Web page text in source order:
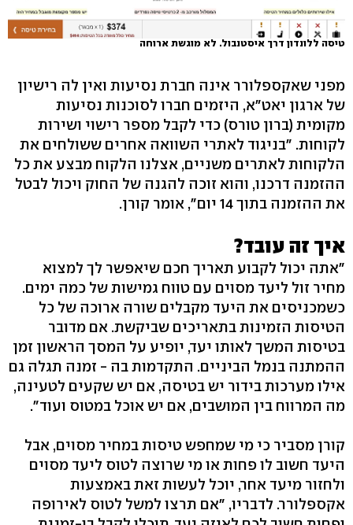
טיסה ללונדון דרך איסטנבול. לא מוגשת ארוחה
מפני שאקספלורר אינה חברת נסיעות ואין לה רישיון
של ארגון יאט"א, היזמים חברו לסוכנות נסיעות
מקומית (ברון טורס) כדי לקבל מספר רישוי ושירות
לקוחות. "בניגוד לאתרי השוואה אחרים ששולחים את
הלקוחות לאתרים משניים, אצלנו הלקוח מבצע את כל
ההזמנה דרכנו, והוא זוכה להגנה של החוק ויכול לבטל
את ההזמנה בתוך 14 יום‭,"‬ אומר קורן.
איך זה עובד?
"אתה יכול לקבוע תאריך חכם שיאפשר לך למצוא
מחיר זול ליעד מסוים עם טווח גמישות של כמה ימים.
כשמכניסים את היעד מקבלים שורה ארוכה של כל
הטיסות הזמינות בתאריכים שביקשת. אם מדובר
בטיסות המשך לאותו יעד, יופיע על המסך הראשון זמן
ההמתנה בנמל הביניים. התקדמות בה - זמנה תגלה גם
אילו מערכות בידור יש בטיסה, אם יש שקעים לטעינה,
מה המרווח בין המושבים, אם יש אוכל במטוס ועוד‭."‬
קורן מסביר כי מי שמחפש טיסות במחיר מסוים, אבל
היעד חשוב לו פחות או מי שרוצה לטוס ליעד מסוים
ולחזור מיעד אחר, יוכל לעשות זאת באמצעות
אקספלורר. לדבריו, "אם תרצו למשל לטוס לאירופה